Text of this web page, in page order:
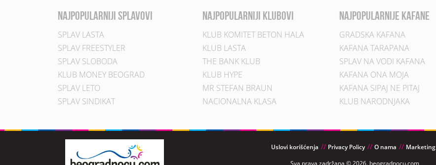
najpopularniji splavovi
SPLAV LASTA
SPLAV FREESTYLER
SPLAV SLOBODA
KLUB MONEY BEOGRAD
SPLAV LETO
SPLAV SINDIKAT
najpopularniji klubovi
KLUB KOMITET BETON HALA
KLUB LASTA
THE BANK KLUB
KLUB HYPE
MR STEFAN BRAUN
NACIONALNA KLASA
najpopularnije kafane
GRADSKA KAFANA
KAFANA TARAPANA
SPLAV NA VODI KAFANA
KAFANA ONA MOJA
KAFANA SIPAJ NE PITAJ
KLUB NARODNJAKA
Uslovi korišćenja Privacy Policy O nama
Marketing